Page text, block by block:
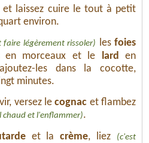
et laissez cuire le tout à petit
environ.
faire légèrement rissoler) lesfoies
en morceaux et le lard
en
les dans la cocotte,
minutes.
versez lecognac et flambez
chaud et l'enflammer).
et lacrème, liez
(c'est